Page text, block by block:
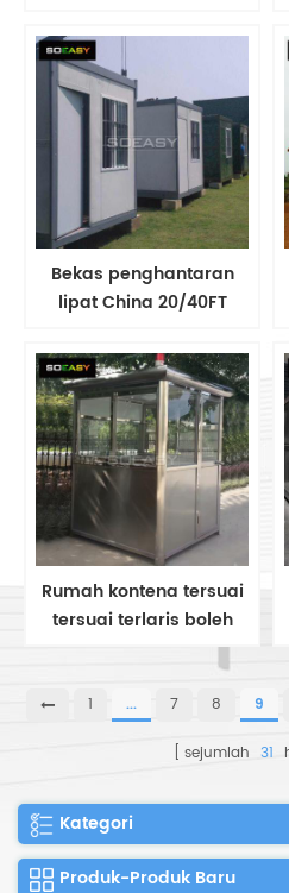
Keluli Bekas lipatan Kos
Rendah
Bekas penghantaran
lipat China 20/40FT
Prefabricated Movable
Foldable harga rendah
Rumah kontena tersuai
tersuai terlaris boleh
dilipat rumah bekas
lipat cina pasang siap
Gerai keselamatan
1 ... 7 8 9
sejumlah 31
Kategori
Produk-Produk Baru